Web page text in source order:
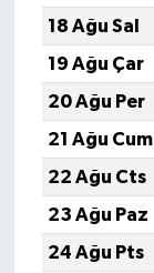
18 Ağu Sal
19 Ağu Çar
20 Ağu Per
21 Ağu Cum
22 Ağu Cts
23 Ağu Paz
24 Ağu Pts